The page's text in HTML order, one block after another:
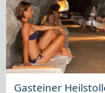
Gasteiner